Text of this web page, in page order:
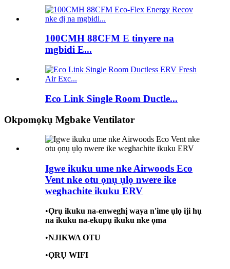
100CMH 88CFM E tinyere na
mgbidi E...
Eco Link Single Room Ductle...
Okpomọkụ Mgbake Ventilator
Igwe ikuku ume nke Airwoods Eco
Vent nke otu ọnụ ụlọ nwere ike
weghachite ikuku ERV
•Ọrụ ikuku na-enweghị waya n'ime ụlọ iji hụ
na ikuku na-ekupụ ikuku nke ọma
•NJIKWA OTU
•ỌRỤ WIFI